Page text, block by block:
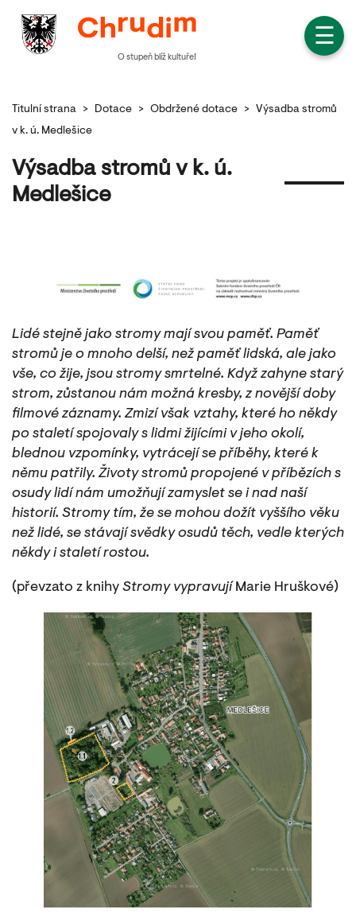
☰
O stupeň blíž kultuře!
Titulní strana > Dotace > Obdržené dotace >
Výsadba stromů
v k. ú. Medlešice
Výsadba stromů v k. ú.
Medlešice
Lidé stejně jako stromy mají svou paměť. Paměť
stromů je o mnoho delší, než paměť lidská, ale jako
vše, co žije, jsou stromy smrtelné. Když zahyne starý
strom, zůstanou nám možná kresby, z novější doby
filmové záznamy. Zmizí však vztahy, které ho někdy
po staletí spojovaly s lidmi žijícími v jeho okolí,
blednou vzpomínky, vytrácejí se příběhy, které k
němu patřily. Životy stromů propojené v příbězích s
osudy lidí nám umožňují zamyslet se i nad naší
historií. Stromy tím, že se mohou dožít vyššího věku
než lidé, se stávají svědky osudů těch, vedle kterých
někdy i staletí rostou.
(převzato z knihy Stromy vypravují Marie Hruškové)